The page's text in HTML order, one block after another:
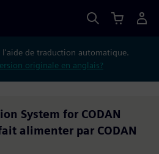
l'aide de traduction automatique.
originale en anglais?
System for CODAN
alimenter par CODAN